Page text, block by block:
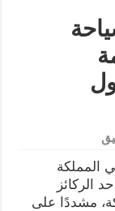
المملكة
الركائز
مشددًا على